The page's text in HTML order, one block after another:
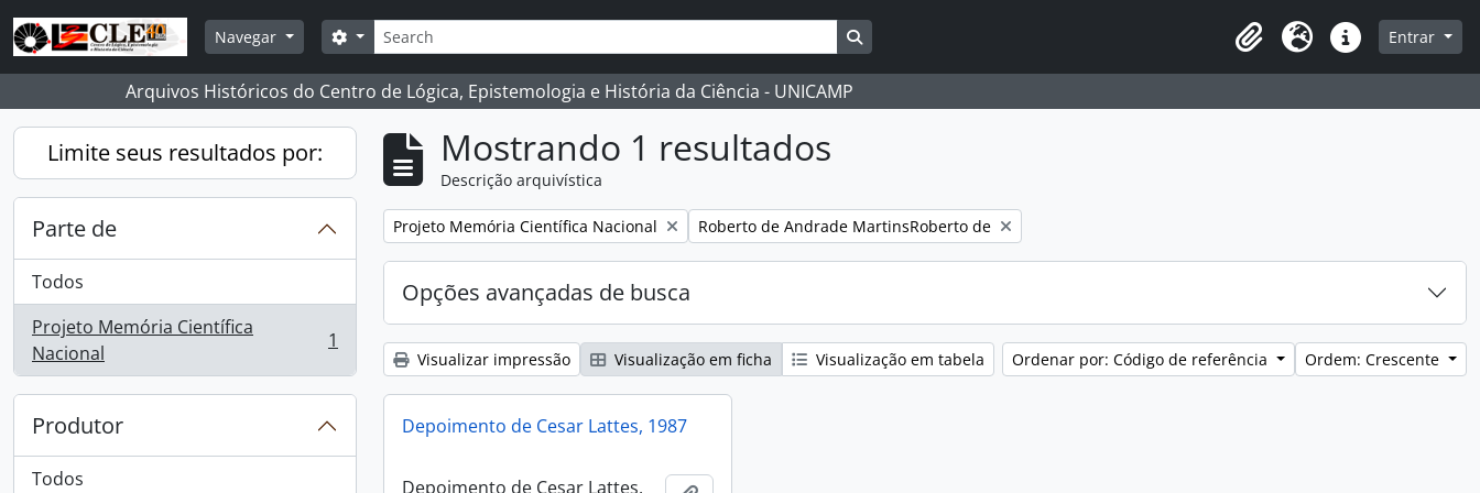
Skip to main content
Navegar
Buscar
Opções de busca
Clipboard
Idioma Atalhos Entrar
Arquivos Históricos do Centro de Lógica, Epistemologia e História da Ciência - UNICAMP
Limite seus resultados por:
Parte de
Todos
Projeto Memória Científica
Nacional
, 1 resultados 1
Produtor
Todos
Mostrando 1 resultados
Descrição arquivística
Remover filtro:
Projeto Memória Científica Nacional Remover filtro:
Roberto de Andrade MartinsRoberto de
Opções avançadas de busca
Visualizar impressão Visualização em ficha Visualização em tabela Ordenar por: Código de referência Ordem: Crescente
Depoimento de Cesar Lattes, 1987
Depoimento de Cesar Lattes,